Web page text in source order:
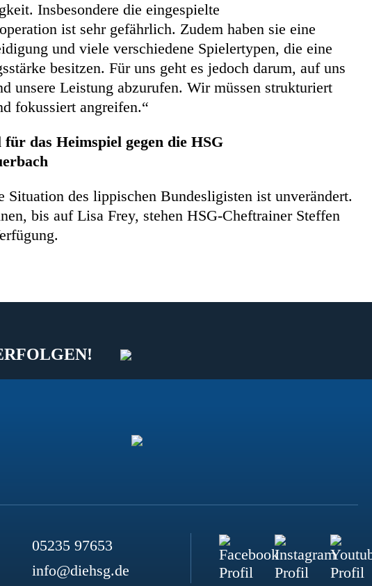
Insbesondere die eingespielte
ist sehr gefährlich. Zudem haben sie eine
und viele verschiedene Spielertypen, die eine
besitzen. Für uns geht es jedoch darum, auf uns
unsere Leistung abzurufen. Wir müssen strukturiert
fokussiert angreifen.“
für das Heimspiel gegen die HSG
Situation des lippischen Bundesligisten ist unverändert.
bis auf Lisa Frey, stehen HSG-Cheftrainer Steffen
05235 97653
info@diehsg.de